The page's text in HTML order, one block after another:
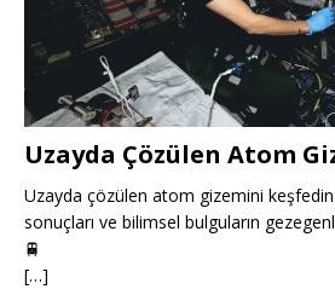
Uzayda Çözülen Atom
Uzayda çözülen atom gizemini
sonuçları ve bilimsel bulguların
🚆
[…]